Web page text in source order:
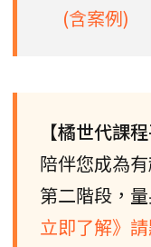
(含案例)
【橘世代課程
陪伴您成為
第二階段，
立即了解》